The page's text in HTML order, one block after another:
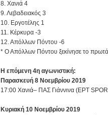
8. Χανιά 4
9. Λεβαδειακός 3
10. Εργοτέλης 1
11. Κέρκυρα -3
12. Απόλλων Πόντου -6
* Ο Απόλλων Πόντου ξεκίνησε το
Η επόμενη 4η αγωνιστική:
Παρασκευή 8 Νοεμβρίου 2019
17:00 Χανιά– ΠΑΣ Γιάννινα (ΕΡΤ
Κυριακή 10 Νοεμβρίου 2019